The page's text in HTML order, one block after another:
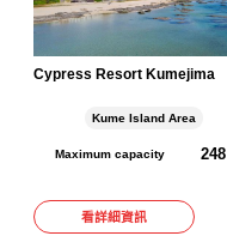
Cypress Resort Kumejima
Kume Island Area
Maximum capacity 248
看詳細資訊